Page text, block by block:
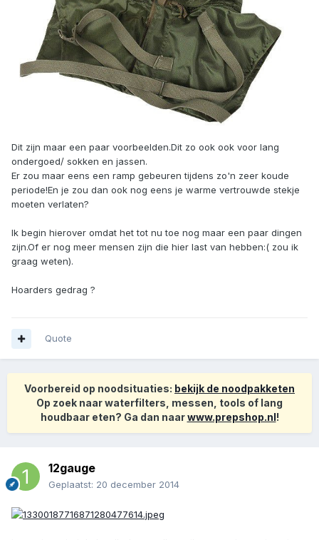
Dit zijn maar een paar voorbeelden.Dit zo ook ook voor lang
ondergoed/ sokken en jassen.
Er zou maar eens een ramp gebeuren tijdens zo'n zeer koude
periode!En je zou dan ook nog eens je warme vertrouwde stekje
moeten verlaten?
Ik begin hierover omdat het tot nu toe nog maar een paar dingen
zijn.Of er nog meer mensen zijn die hier last van hebben:( zou ik
graag weten).
Hoarders gedrag ?
Quote
Voorbereid op noodsituaties: bekijk de noodpakketen
Op zoek naar waterfilters, messen, tools of lang
houdbaar eten? Ga dan naarwww.prepshop.nl!
12gauge
Geplaatst: 20 december 2014